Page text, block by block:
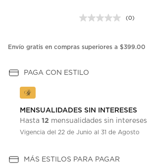
Sin
en
(0)
Envío gratis en compras superiores a $399.00
PAGA CON ESTILO
MENSUALIDADES SIN INTERESES
Hasta 12 mensualidades sin
Vigencia del 22 de Junio al 31 de Agosto
MÁS ESTILOS PARA PAGAR